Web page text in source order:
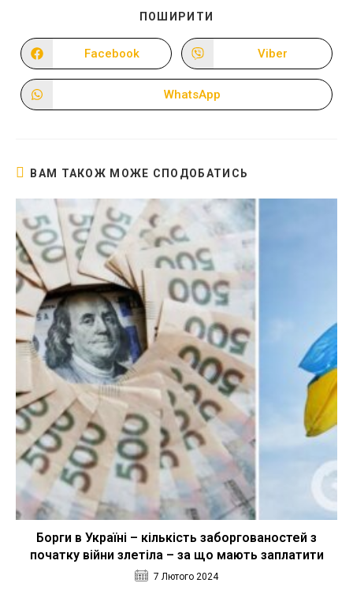
ПОШИРИТИ
ВМІСТОМ
Відкрити
в
новому
Facebook
Відкрити
в
новому
Viber
Відкрити
в
WhatsApp
ВАМ ТАКОЖ МОЖЕ СПОДОБАТИСЬ
Борги в Україні – кількість заборгованостей з
початку війни злетіла – за що мають заплатити
7 Лютого 2024